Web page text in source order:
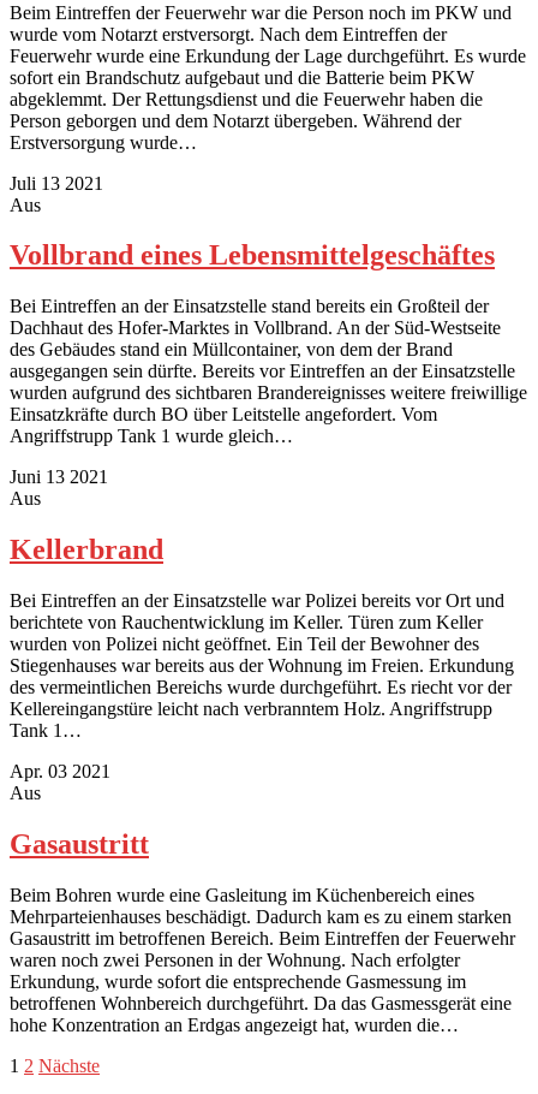
Beim Eintreffen der Feuerwehr war die Person noch im PKW und
wurde vom Notarzt erstversorgt. Nach dem Eintreffen der
Feuerwehr wurde eine Erkundung der Lage durchgeführt. Es wurde
sofort ein Brandschutz aufgebaut und die Batterie beim PKW
abgeklemmt. Der Rettungsdienst und die Feuerwehr haben die
Person geborgen und dem Notarzt übergeben. Während der
Erstversorgung wurde…
Juli 13 2021
Aus
Vollbrand eines Lebensmittelgeschäftes
Bei Eintreffen an der Einsatzstelle stand bereits ein Großteil der
Dachhaut des Hofer-Marktes in Vollbrand. An der Süd-Westseite
des Gebäudes stand ein Müllcontainer, von dem der Brand
ausgegangen sein dürfte. Bereits vor Eintreffen an der Einsatzstelle
wurden aufgrund des sichtbaren Brandereignisses weitere freiwillige
Einsatzkräfte durch BO über Leitstelle angefordert. Vom
Angriffstrupp Tank 1 wurde gleich…
Juni 13 2021
Aus
Kellerbrand
Bei Eintreffen an der Einsatzstelle war Polizei bereits vor Ort und
berichtete von Rauchentwicklung im Keller. Türen zum Keller
wurden von Polizei nicht geöffnet. Ein Teil der Bewohner des
Stiegenhauses war bereits aus der Wohnung im Freien. Erkundung
des vermeintlichen Bereichs wurde durchgeführt. Es riecht vor der
Kellereingangstüre leicht nach verbranntem Holz. Angriffstrupp
Tank 1…
Apr. 03 2021
Aus
Gasaustritt
Beim Bohren wurde eine Gasleitung im Küchenbereich eines
Mehrparteienhauses beschädigt. Dadurch kam es zu einem starken
Gasaustritt im betroffenen Bereich. Beim Eintreffen der Feuerwehr
waren noch zwei Personen in der Wohnung. Nach erfolgter
Erkundung, wurde sofort die entsprechende Gasmessung im
betroffenen Wohnbereich durchgeführt. Da das Gasmessgerät eine
hohe Konzentration an Erdgas angezeigt hat, wurden die…
Seitennummerierung
1 2 Nächste